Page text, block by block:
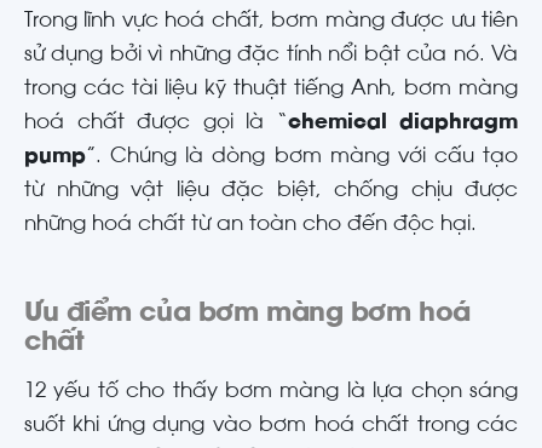
Trong lĩnh vực hoá chất, bơm màng được ưu tiên
sử dụng bởi vì những đặc tính nổi bật của nó. Và
trong các tài liệu kỹ thuật tiếng Anh, bơm màng
hoá chất được gọi là “chemical diaphragm
pump”. Chúng là dòng bơm màng với cấu tạo
từ những vật liệu đặc biệt, chống chịu được
những hoá chất từ an toàn cho đến độc hại.
Ưu điểm của bơm màng bơm hoá
chất
12 yếu tố cho thấy bơm màng là lựa chọn sáng
suốt khi ứng dụng vào bơm hoá chất trong các